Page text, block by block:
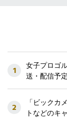
1
女子プロゴ
送・配信予定
2
「ビック
トなどのキ